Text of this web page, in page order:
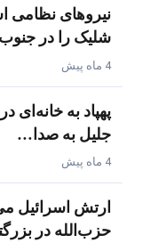
نیروهای نظامی
شلیک را در
4 ماه پیش
پهپاد به خانه‌ای
جلیل به صدا…
4 ماه پیش
حزب‌الله در